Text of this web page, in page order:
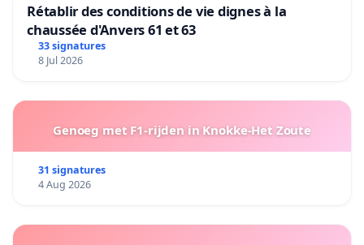
Rétablir des conditions de vie dignes à la
chaussée d'Anvers 61 et 63
33 signatures
8 Jul 2026
Genoeg met F1-rijden in Knokke-Het Zoute
31 signatures
4 Aug 2026